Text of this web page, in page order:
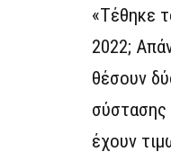
«Τέθηκε
2022;
θέσουν
σύστασης
έχουν